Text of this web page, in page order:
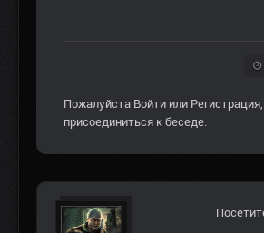
Пожалуйста Войти или Регистрация
присоединиться к беседе.